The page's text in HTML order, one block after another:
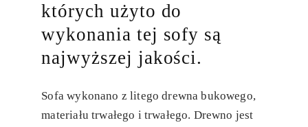
których użyto do
wykonania tej sofy są
najwyższej jakości.
Sofa wykonano z litego drewna bukowego,
materiału trwałego i trwałego. Drewno jest